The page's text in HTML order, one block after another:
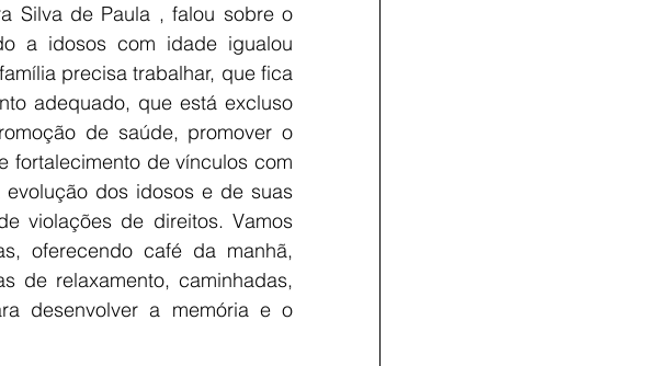
Silva de Paula , falou sobre o
a idosos com idade igualou
precisa trabalhar, que fica
adequado, que está excluso
de saúde, promover o
fortalecimento de vínculos com
dos idosos e de suas
violações de direitos. Vamos
oferecendo café da manhã,
de relaxamento, caminhadas,
desenvolver a memória e o